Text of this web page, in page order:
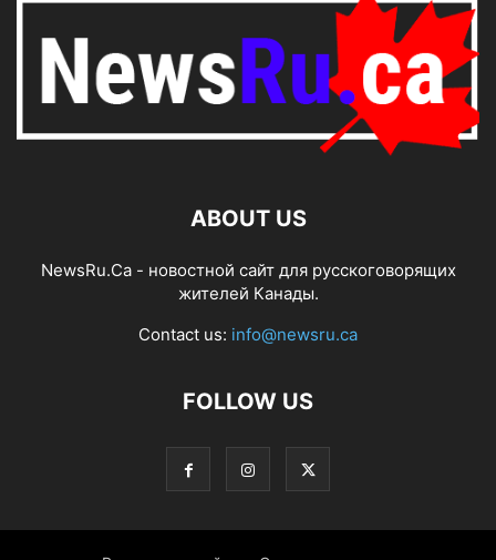
ABOUT US
NewsRu.Ca - новостной сайт для русскоговорящих
жителей Канады.
Contact us: info@newsru.ca
FOLLOW US